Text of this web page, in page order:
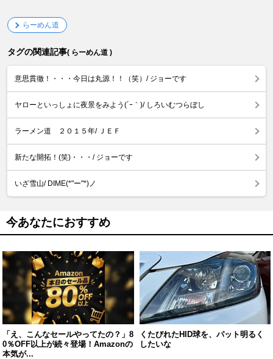
らーめん道
タグの関連記事( らーめん道 )
意思貫徹！・・・今日は丸源！！（笑）/ ジョーです
ヤローといっしょに夜景をみよう(´ｰ｀)/ しろいむつらぼし
ラーメン道 ２０１５年/ ＪＥＦ
新たな開拓！(笑)・・・/ ジョーです
いざ雪山/ DIME(*"ー"*)ノ
今あなたにおすすめ
「え、こんなセールやってたの？」8
0％OFF以上が続々登場！Amazonの
本気が...
くたびれたHID球を、パット明るく
したいな